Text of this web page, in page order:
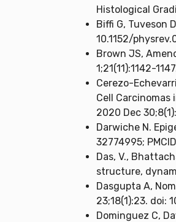
Histological
Biffi G, Tuveson
10.1152/
Brown JS,
1;21(11):1142-
Cerezo-
Cell
2020 Dec
Darwiche N.
32774995;
Das, V.,
structure,
Dasgupta A,
23;18(1):23. doi:
Dominguez C,